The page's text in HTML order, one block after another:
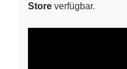
Store verfügbar.